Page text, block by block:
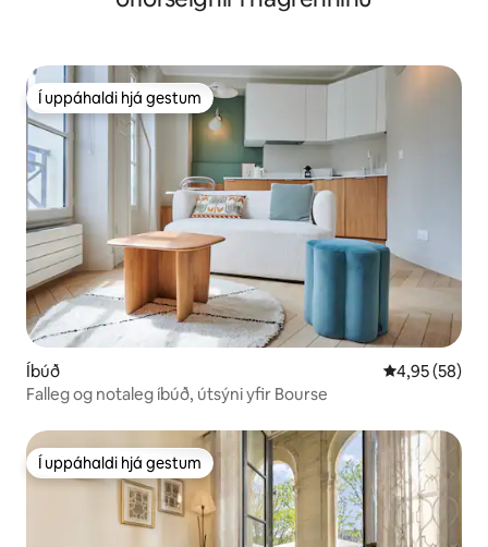
Í uppáhaldi hjá gestum
Í uppáhaldi hjá gestum
Íbúð 4,95 af 5 í
4,95 (58)
Falleg og notaleg íbúð, útsýni yfir Bourse
Í uppáhaldi hjá gestum
Í uppáhaldi hjá gestum